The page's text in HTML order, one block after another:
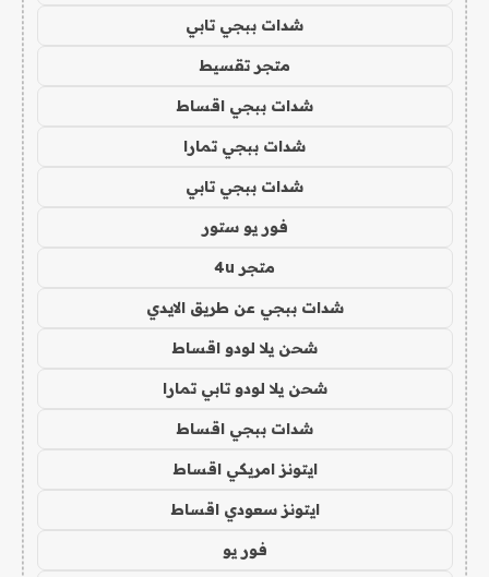
شدات ببجي تابي
متجر تقسيط
شدات ببجي اقساط
شدات ببجي تمارا
شدات ببجي تابي
فور يو ستور
متجر 4u
شدات ببجي عن طريق الايدي
شحن يلا لودو اقساط
شحن يلا لودو تابي تمارا
شدات ببجي اقساط
ايتونز امريكي اقساط
ايتونز سعودي اقساط
فور يو